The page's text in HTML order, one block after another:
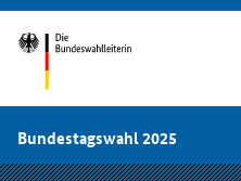
Bundestagswahl 2025